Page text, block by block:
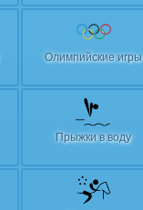
Олимпийские игры
Прыжки в воду